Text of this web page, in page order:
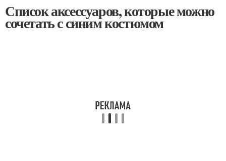
Список аксессуаров, которые можно
сочетать с синим костюмом